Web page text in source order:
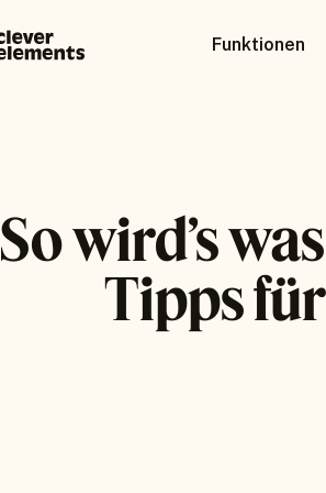
Funktionen
So wird’s
Tipps